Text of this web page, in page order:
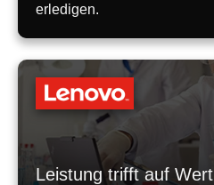
erledigen.
Leistung trifft auf Wert